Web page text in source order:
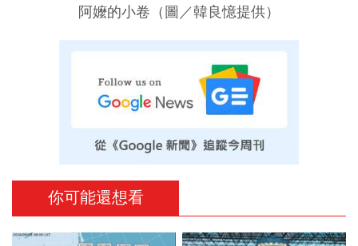
阿嬤的小卷（圖／韓良憶提供）
你可能還想看